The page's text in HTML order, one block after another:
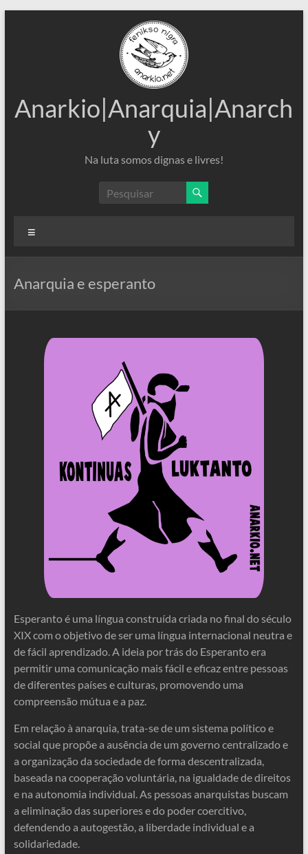
Anarkio|Anarquia|Anarch
y
Na luta somos dignas e livres!
Anarquia e esperanto
Esperanto é uma língua construída criada no final do século
XIX com o objetivo de ser uma língua internacional neutra e
de fácil aprendizado. A ideia por trás do Esperanto era
permitir uma comunicação mais fácil e eficaz entre pessoas
de diferentes países e culturas, promovendo uma
compreensão mútua e a paz.
Em relação à anarquia, trata-se de um sistema político e
social que propõe a ausência de um governo centralizado e
a organização da sociedade de forma descentralizada,
baseada na cooperação voluntária, na igualdade de direitos
e na autonomia individual. As pessoas anarquistas buscam
a eliminação das superiores e do poder coercitivo,
defendendo a autogestão, a liberdade individual e a
solidariedade.